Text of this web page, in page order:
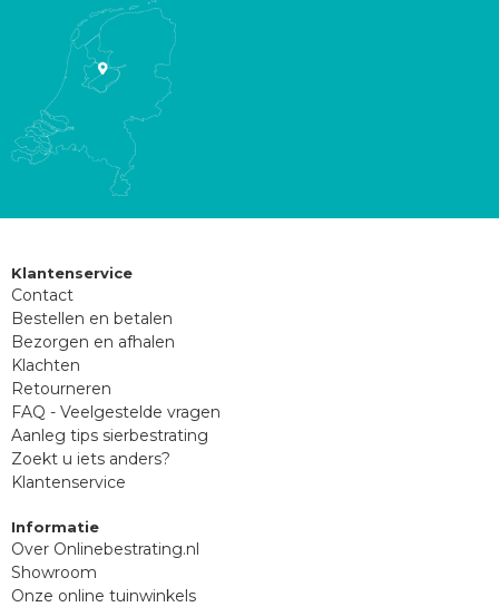
Klantenservice
Contact
Bestellen en betalen
Bezorgen en afhalen
Klachten
Retourneren
FAQ - Veelgestelde vragen
Aanleg tips sierbestrating
Zoekt u iets anders?
Klantenservice
Informatie
Over Onlinebestrating.nl
Showroom
Onze online tuinwinkels